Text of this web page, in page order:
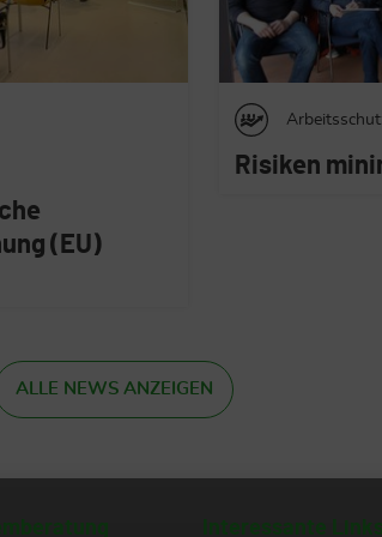
Schulungen
ALLE NEWS ANZEIGEN